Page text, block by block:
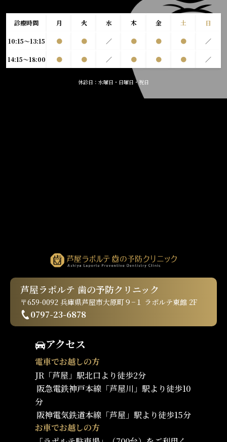
診療時間 月 火 水 木 金 土 日
10:15～13:15 ● ● ／ ● ● ● ／
14:15～18:00 ● ● ／ ● ● ● ／
休診日：水曜日・日曜日・祝日
芦屋ラポルテ 歯の予防クリニック
〒659-0092 兵庫県芦屋市大原町９−１ ラポルテ東館 2F
0797-23-6878
アクセス
電車でお越しの方
JR「芦屋」駅北口より徒歩2分
阪急電鉄神戸本線「芦屋川」駅より徒歩10
分
阪神電気鉄道本線「芦屋」駅より徒歩15分
お車でお越しの方